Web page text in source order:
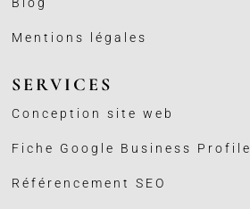
Mentions légales
SERVICES
Conception site web
Fiche Google Business Profile
Référencement SEO